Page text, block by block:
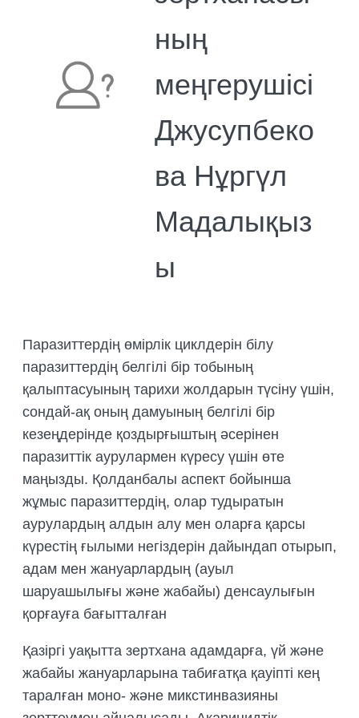
ТРЕНИНГТЕР МЕН СЕМИНАРЛАР,
ДАЛАЛЫҚ ЭКСКУРСИЯЛАР
ҰЙЫМДАСТЫРУ
ДАЛАЛЫҚ ТӘЖІРИБЕЛЕРДІ,
ТАҒЫЛЫМДАМАЛАРДЫ
ның
меңгерушісі
Джусупбеко
ва Нұргүл
Мадалықыз
ы
Паразиттердің өмірлік циклдерін білу
паразиттердің белгілі бір тобының
қалыптасуының тарихи жолдарын түсіну үшін,
сондай-ақ оның дамуының белгілі бір
кезеңдерінде қоздырғыштың әсерінен
паразиттік аурулармен күресу үшін өте
маңызды. Қолданбалы аспект бойынша
жұмыс паразиттердің, олар тудыратын
аурулардың алдын алу мен оларға қарсы
күрестің ғылыми негіздерін дайындап отырып,
адам мен жануарлардың (ауыл
шаруашылығы және жабайы) денсаулығын
қорғауға бағытталған
Қазіргі уақытта зертхана адамдарға, үй және
жабайы жануарларына табиғатқа қауіпті кең
таралған моно- және микстинвазияны